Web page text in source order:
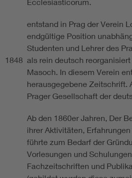
1848
entstand in Prag der Verein
endgültige Position
Studenten und Lehrer des
als rein deutsch
Masoch. In diesem Verein
herausgegebene Zeitschrift.
Prager Gesellschaft der
Ab den 1860er Jahren, Der
ihrer Aktivitäten,
führte zum Bedarf der
Vorlesungen und
Fachzeitschriften und